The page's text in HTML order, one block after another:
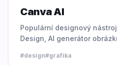
Canva AI
Populární designový
Design, AI generátor
#design#grafika